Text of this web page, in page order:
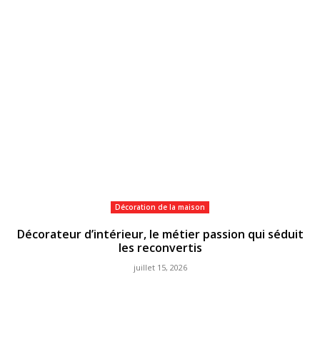
Décoration de la maison
Décorateur d’intérieur, le métier passion qui séduit
les reconvertis
juillet 15, 2026